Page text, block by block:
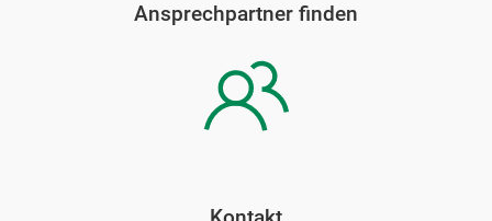
Ansprechpartner finden